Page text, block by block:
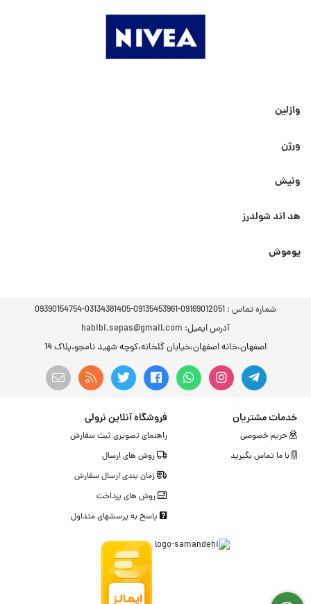
وازلین
ورژن
ونیش
هد اند شولدرز
یوموش
شماره تماس : 09169012051-09135453961-03134381405-09390154754
آدرس ایمیل: habibi.sepas@gmail.com
اصفهان،خانه اصفهان،خیابان گلخانه،کوچه شهید نامجو،پلاک 14
خدمات مشتریان
حریم خصوصی
با ما تماس بگیرید
فروشگاه آنلاین نرولی
راهنمای تصویری ثبت سفارش
روش های ارسال
زمان بندی ارسال سفارش
روش های پرداخت
پاسخ به پرسشهای متداول